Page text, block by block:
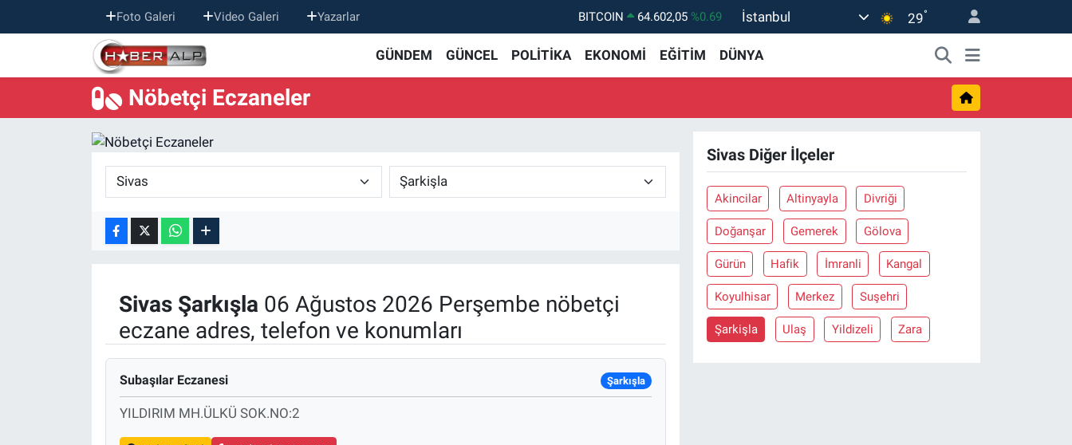
Foto Galeri Video Galeri Yazarlar BITCOIN 64.602,05 %0.69
47,6006
%0.06
EURO
55,0250 %0.02
%48
İstanbul 29°
GÜNDEM GÜNCEL POLİTİKA EKONOMİ EĞİTİM DÜNYA
Nöbetçi Eczaneler
Sivas Şarkışla 06 Ağustos 2026 Perşembe nöbetçi
eczane adres, telefon ve konumları
Subaşılar Eczanesi Şarkışla
YILDIRIM MH.ÜLKÜ SOK.NO:2
Sivas Diğer İlçeler
Akincilar Altinyayla Divriği
Doğanşar Gemerek Gölova
Gürün Hafik İmranli Kangal
Koyulhisar Merkez Suşehri
Şarkişla Ulaş Yildizeli Zara
Nöbetçi Eczaneler
Hava Durumu
Trafik Durumu
Süper Lig Puan Durumu ve Fikstür
Tüm Manşetler